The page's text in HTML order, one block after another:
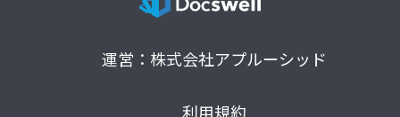
運営：株式会社アプルーシッド
利用規約